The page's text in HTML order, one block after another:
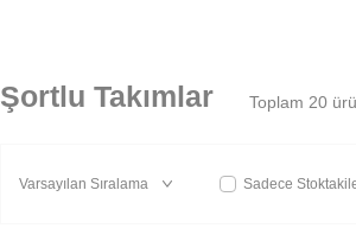
Şortlu Takımlar Toplam 20
Sadece